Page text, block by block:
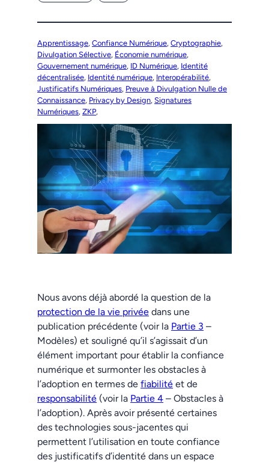
Apprentissage, Confiance Numérique, Cryptographie
Divulgation Sélective, Économie numérique
Gouvernement numérique, ID Numérique, Identité
décentralisée, Identité numérique, Interopérabilité
Justificatifs Numériques, Preuve à Divulgation Nulle de
Connaissance, Privacy by Design, Signatures
Numériques, ZKP,
Nous avons déjà abordé la question de la
protection de la vie privée dans une
publication précédente (voir la Partie 3 –
Modèles) et souligné qu’il s’agissait d’un
élément important pour établir la confiance
numérique et surmonter les obstacles à
l’adoption en termes defiabilité et de
responsabilité (voir la Partie 4 – Obstacles à
l’adoption). Après avoir présenté certaines
des technologies sous-jacentes qui
permettent l’utilisation en toute confiance
des justificatifs d’identité dans un espace